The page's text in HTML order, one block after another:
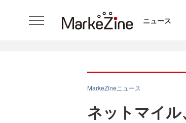
ニュース
MarkeZineニュース
ネットマイル